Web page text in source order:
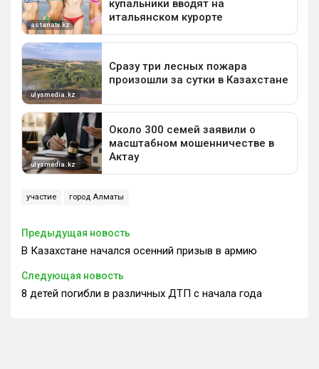
участие город Алматы
Предыдущая новость
В Казахстане начался осенний призыв в армию
Следующая новость
8 детей погибли в различных ДТП с начала года